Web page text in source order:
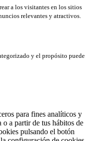
a los visitantes en los sitios
relevantes y atractivos.
y el propósito puede
para fines analíticos y
a partir de tus hábitos de
pulsando el botón